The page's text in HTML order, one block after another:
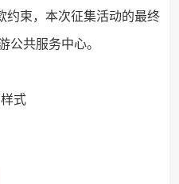
束，本次征集活动的最终
公共服务中心。
式